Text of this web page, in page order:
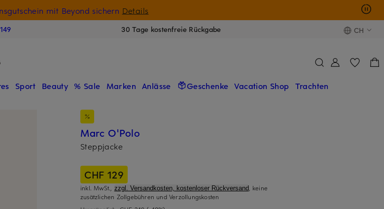
mit Beyond sichern Details
30 Tage kostenfreie Rückgabe CH
Sport Beauty % Sale Marken Anlässe Geschenke Vacation Shop Trachten
Marc O'Polo
Steppjacke
CHF 129
inkl. MwSt., zzgl. Versandkosten, kostenloser Rückversand, keine
zusätzlichen Zollgebühren und Verzollungskosten